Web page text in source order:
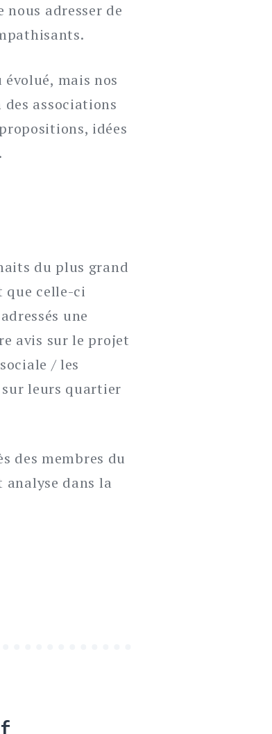
adresser de
mais nos
associations
idées
du plus grand
que celle-ci
une
avis sur le projet
/ les
sur leurs quartier
des membres du
dans la